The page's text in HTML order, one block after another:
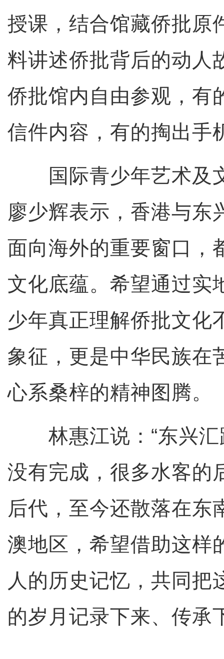
授课，结合馆藏侨批原
料讲述侨批背后的动人
侨批馆内自由参观，有
信件内容，有的掏出手
国际青少年艺术及
廖少辉表示，香港与东
面向海外的重要窗口，
文化底蕴。希望通过实
少年真正理解侨批文化
象征，更是中华民族在
心系桑梓的精神图腾。
林惠江说：“东兴汇
没有完成，很多水客的
后代，至今还散落在东
澳地区，希望借助这样
人的历史记忆，共同把
的岁月记录下来、传承